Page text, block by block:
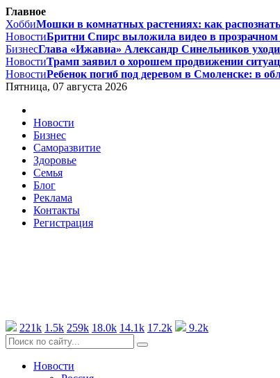
Главное
ХоббиМошки в комнатных растениях: как
НовостиБритни Спирс выложила видео в прозрачном
БизнесГлава «Ижавиа» Александр Синельников
НовостиТрамп заявил о хорошем продвижении
НовостиРебенок погиб под деревом в Смоленске: в
Пятница, 07 августа 2026
Новости
Бизнес
Саморазвитие
Здоровье
Семья
Блог
Реклама
Контакты
Регистрация
221k 1.5k 259k 18.0k 14.1k 17.2k 9.2k
Новости